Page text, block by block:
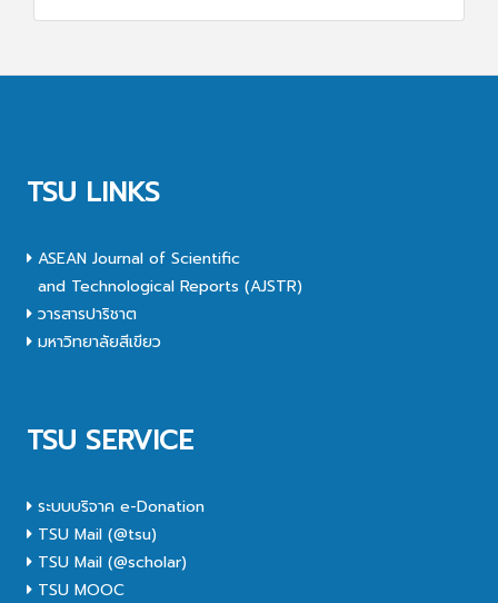
TSU LINKS
ASEAN Journal of Scientific
and Technological Reports (AJSTR)
วารสารปาริชาต
มหาวิทยาลัยสีเขียว
TSU SERVICE
ระบบบริจาค e-Donation
TSU Mail (@tsu)
TSU Mail (@scholar)
TSU MOOC